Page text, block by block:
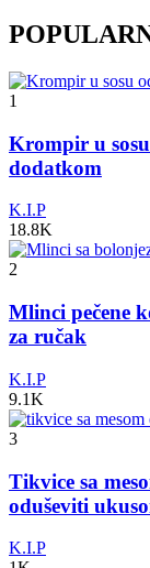
1
Krompir u
dodatkom
K.I.P
18.8K
2
Mlinci pečene
za ručak
K.I.P
9.1K
3
Tikvice sa
oduševiti
K.I.P